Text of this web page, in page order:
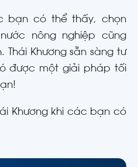
bạn có thể thấy, chọn
nông nghiệp cũng
Thái Khương sẵn sàng tư
được một giải pháp tối
Khương khi các bạn có